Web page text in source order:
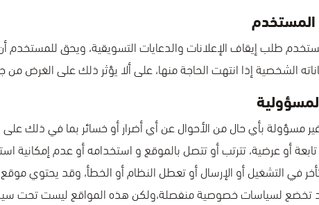
طلب إيقاف الإعلانات والدعايات التسويقية، ويحق
الشخصية إذا انتهت الحاجة منها، على ألا يؤثر ذلك على الغرض من
مسؤولة بأي حال من الأحوال عن أي أضرار أو خسائر بما في ذلك على
أو عرضية، تترتب أو تتصل بالموقع و استخدامه أو عدم
في التشغيل أو الإرسال أو تعطل النظام أو الخطأ، وقد يحتوي
تخضع لسياسات خصوصية منفصلة،ولكن هذه المواقع ليست تحت